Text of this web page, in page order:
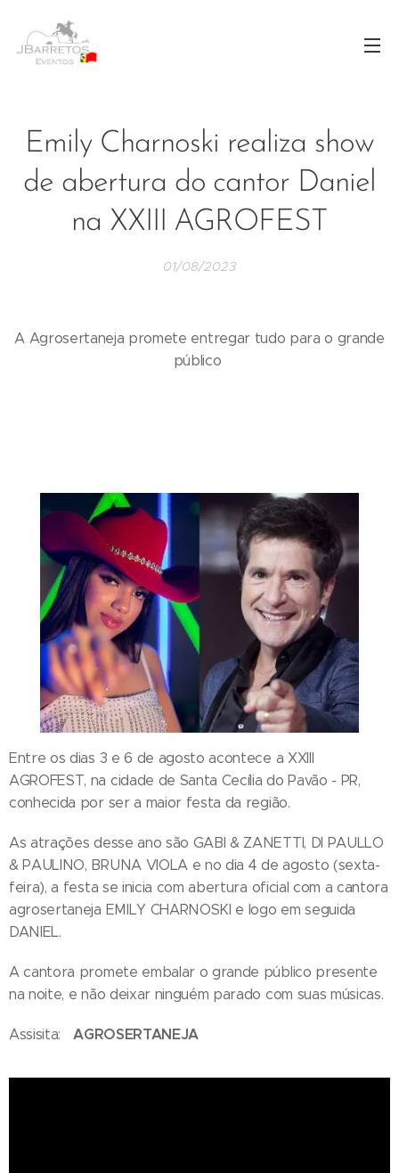
Emily Charnoski realiza show
de abertura do cantor Daniel
na XXIII AGROFEST
01/08/2023
A Agrosertaneja promete entregar tudo para o grande
público
Entre os dias 3 e 6 de agosto acontece a XXIII
AGROFEST, na cidade de Santa Cecília do Pavão - PR,
conhecida por ser a maior festa da região.
As atrações desse ano são GABI & ZANETTI, DI PAULLO
& PAULINO, BRUNA VIOLA e no dia 4 de agosto (sexta-
feira), a festa se inicia com abertura oficial com a cantora
agrosertaneja EMILY CHARNOSKI e logo em seguida
DANIEL.
A cantora promete embalar o grande público presente
na noite, e não deixar ninguém parado com suas músicas.
Assisita:AGROSERTANEJA